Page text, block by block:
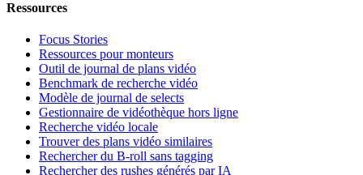
Ressources
Focus Stories
Ressources pour monteurs
Outil de journal de plans vidéo
Benchmark de recherche vidéo
Modèle de journal de selects
Gestionnaire de vidéothèque hors ligne
Recherche vidéo locale
Trouver des plans vidéo similaires
Rechercher du B-roll sans tagging
Rechercher des rushes générés par IA